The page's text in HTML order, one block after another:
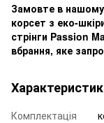
Замовте в нашому
корсет з еко-
стрінги Passion
вбрання, яке
Комплектація